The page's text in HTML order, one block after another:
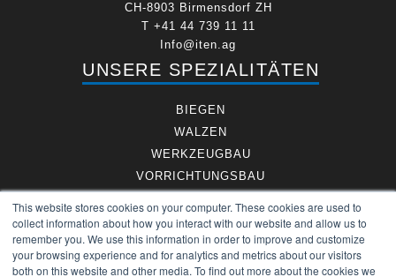
This website stores cookies on your computer. These cookies are used to
collect information about how you interact with our website and allow us to
remember you. We use this information in order to improve and customize
your browsing experience and for analytics and metrics about our visitors
both on this website and other media. To find out more about the cookies we
CH-8903 Birmensdorf ZH
T +41 44 739 11 11
Info@iten.ag
UNSERE SPEZIALITÄTEN
BIEGEN
WALZEN
WERKZEUGBAU
VORRICHTUNGSBAU
LEGIERUNGEN
FRANZ ITEN AG